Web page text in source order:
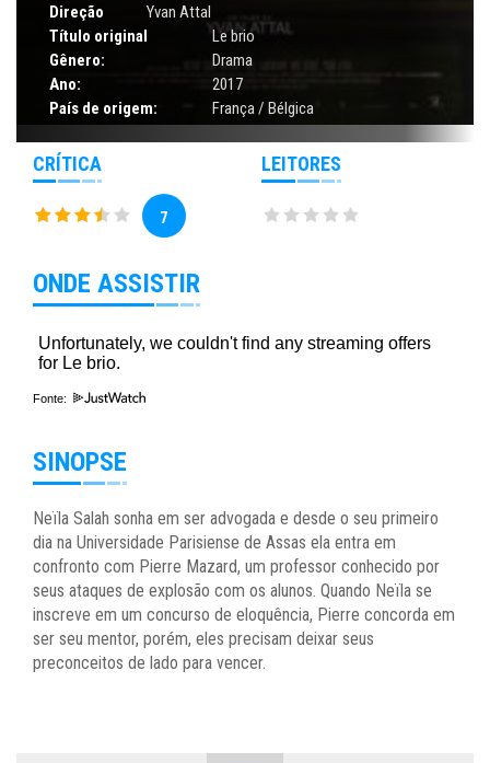
Direção
Yvan Attal
Título original
Le brio
Gênero:
Drama
Ano:
2017
País de origem:
França / Bélgica
CRÍTICA
7
LEITORES
ONDE ASSISTIR
Fonte:
SINOPSE
Neïla Salah sonha em ser advogada e desde o seu primeiro
dia na Universidade Parisiense de Assas ela entra em
confronto com Pierre Mazard, um professor conhecido por
seus ataques de explosão com os alunos. Quando Neïla se
inscreve em um concurso de eloquência, Pierre concorda em
ser seu mentor, porém, eles precisam deixar seus
preconceitos de lado para vencer.